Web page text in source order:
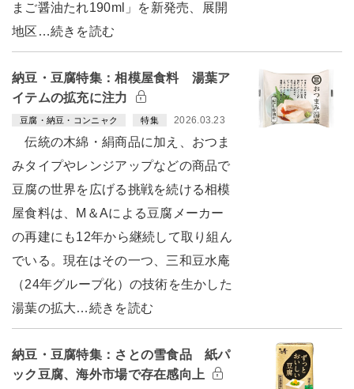
まご醤油たれ190ml」を新発売、展開
地区…続きを読む
納豆・豆腐特集：相模屋食料 湯葉ア
イテムの拡充に注力
豆腐・納豆・コンニャク 特集 2026.03.23
伝統の木綿・絹商品に加え、おつま
みタイプやレンジアップなどの商品で
豆腐の世界を広げる挑戦を続ける相模
屋食料は、M＆Aによる豆腐メーカー
の再建にも12年から継続して取り組ん
でいる。現在はその一つ、三和豆水庵
（24年グループ化）の技術を生かした
湯葉の拡大…続きを読む
納豆・豆腐特集：さとの雪食品 紙パ
ック豆腐、海外市場で存在感向上